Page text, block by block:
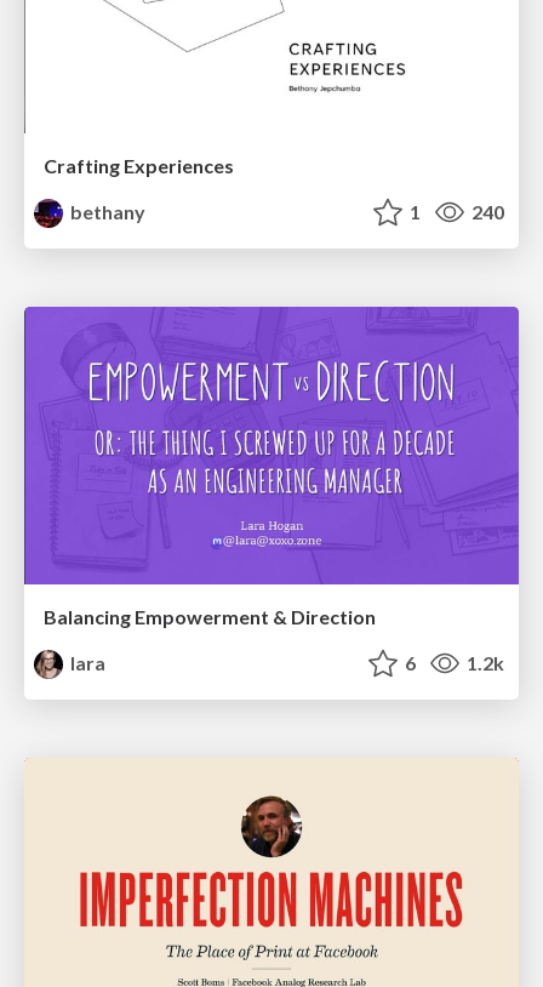
Crafting Experiences
bethany
1 240
Balancing Empowerment & Direction
lara
6 1.2k